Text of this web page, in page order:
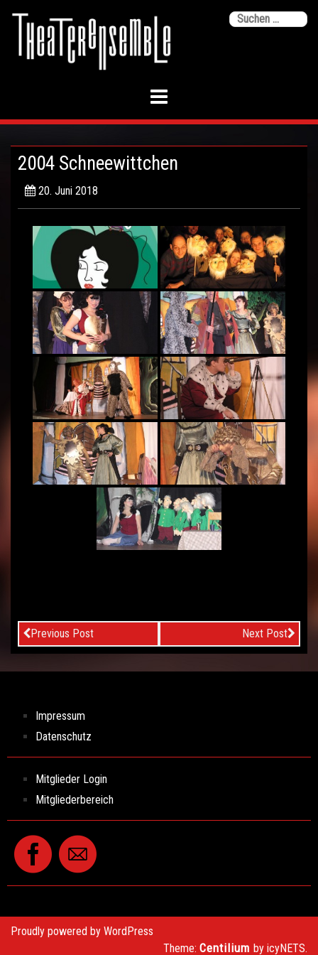
content
2004 Schneewittchen
20. Juni 2018
Previous Post Next Post
Impressum
Datenschutz
Mitglieder Login
Mitgliederbereich
Proudly powered by WordPress
Theme: Centilium by icyNETS.